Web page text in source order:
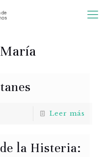
Leer más
la Histeria: